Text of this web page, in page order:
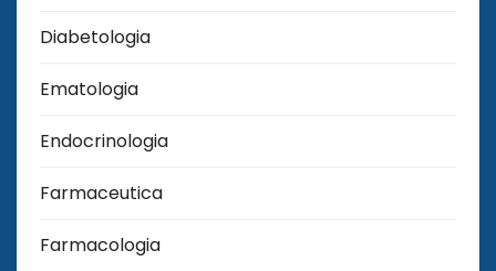
Diabetologia
Ematologia
Endocrinologia
Farmaceutica
Farmacologia